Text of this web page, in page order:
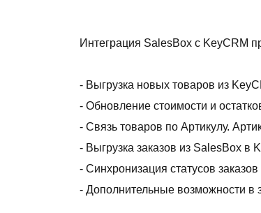
Интеграция SalesBox с KeyCRM
- Выгрузка новых товаров из
- Обновление стоимости и
- Связь товаров по Артикулу.
- Выгрузка заказов из SalesBox в
- Синхронизация статусов
- Дополнительные возможности в